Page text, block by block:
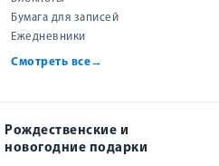
Бумага для записей
Ежедневники
Смотреть все→
Рождественские и
новогодние подарки
(двойную в конверте)
с текстом «Пусть твои